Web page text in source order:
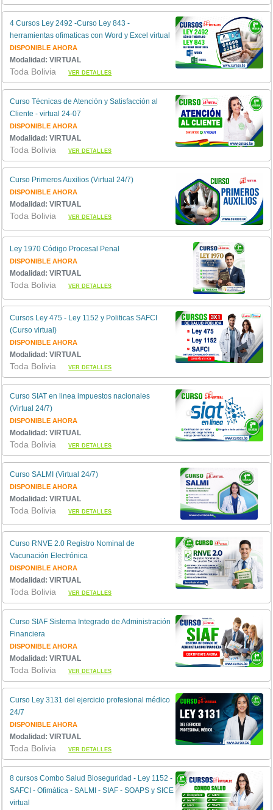
4 Cursos Ley 2492 -Curso Ley 843 -
herramientas ofimaticas con Word y Excel virtual
DISPONIBLE AHORA
Modalidad: VIRTUAL
Toda BoliviaVER DETALLES
Curso Técnicas de Atención y Satisfacción al
Cliente - virtual 24-07
DISPONIBLE AHORA
Modalidad: VIRTUAL
Toda BoliviaVER DETALLES
Curso Primeros Auxilios (Virtual 24/7)
DISPONIBLE AHORA
Modalidad: VIRTUAL
Toda BoliviaVER DETALLES
Ley 1970 Código Procesal Penal
DISPONIBLE AHORA
Modalidad: VIRTUAL
Toda BoliviaVER DETALLES
Cursos Ley 475 - Ley 1152 y Politicas SAFCI
(Curso virtual)
DISPONIBLE AHORA
Modalidad: VIRTUAL
Toda BoliviaVER DETALLES
Curso SIAT en linea impuestos nacionales
(Virtual 24/7)
DISPONIBLE AHORA
Modalidad: VIRTUAL
Toda BoliviaVER DETALLES
Curso SALMI (Virtual 24/7)
DISPONIBLE AHORA
Modalidad: VIRTUAL
Toda BoliviaVER DETALLES
Curso RNVE 2.0 Registro Nominal de
Vacunación Electrónica
DISPONIBLE AHORA
Modalidad: VIRTUAL
Toda BoliviaVER DETALLES
Curso SIAF Sistema Integrado de Administración
Financiera
DISPONIBLE AHORA
Modalidad: VIRTUAL
Toda BoliviaVER DETALLES
Curso Ley 3131 del ejercicio profesional médico
24/7
DISPONIBLE AHORA
Modalidad: VIRTUAL
Toda BoliviaVER DETALLES
8 cursos Combo Salud Bioseguridad - Ley 1152 -
SAFCI - Ofimática - SALMI - SIAF - SOAPS y SICE
virtual